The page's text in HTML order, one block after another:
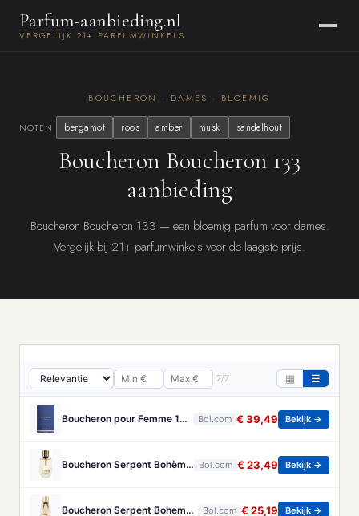
Parfum-aanbieding.nl
VERGELIJK 21+ PARFUMWINKELS
BOUCHERON · DAMES · BLOEMIG
NOTEN bergamot roos amber musk sandelhout
Boucheron Boucheron 133
aanbieding
Boucheron Boucheron 133 — een bloemig parfum voor dames.
Vergelijk bij 21+ parfumwinkels voor de laagste prijs.
7/7 ▦ ☰
Boucheron pour Femme 100 ml Eau de Parfum - Damesparfum Bol.com € 39,49 Bekijk →
Boucheron Serpent Bohème Eau de Parfum 50 ml Bol.com € 23,49 Bekijk →
Boucheron Serpent Boheme Eau de parfum spray 30 ml Bol.com € 25,19 Bekijk →